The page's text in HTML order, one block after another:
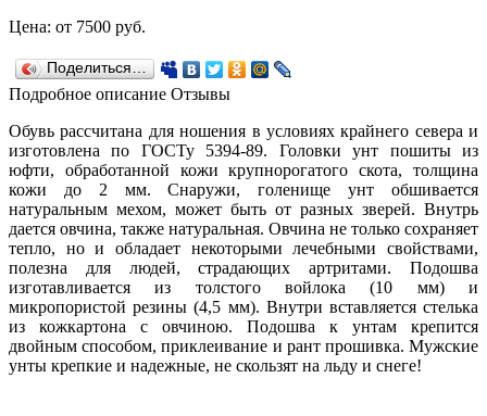
Цена: от 7500 руб.
Поделиться…
Подробное описание Отзывы
Обувь рассчитана для ношения в условиях крайнего севера и
изготовлена по ГОСТу 5394-89. Головки унт пошиты из
юфти, обработанной кожи крупнорогатого скота, толщина
кожи до 2 мм. Снаружи, голенище унт обшивается
натуральным мехом, может быть от разных зверей. Внутрь
дается овчина, также натуральная. Овчина не только сохраняет
тепло, но и обладает некоторыми лечебными свойствами,
полезна для людей, страдающих артритами. Подошва
изготавливается из толстого войлока (10 мм) и
микропористой резины (4,5 мм). Внутри вставляется стелька
из кожкартона с овчиною. Подошва к унтам крепится
двойным способом, приклеивание и рант прошивка. Мужские
унты крепкие и надежные, не скользят на льду и снеге!